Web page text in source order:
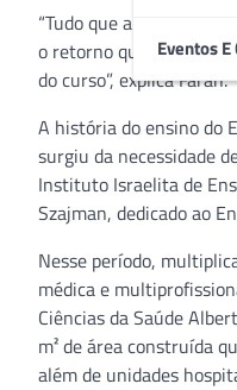
Eventos
“Tudo que a gente faz,
o retorno que temos
do curso”, explica Farah.
A história do ensino do
surgiu da necessidade
Instituto Israelita de
Szajman, dedicado ao
Nesse período,
médica e
Ciências da Saúde
m² de área construída
além de unidades